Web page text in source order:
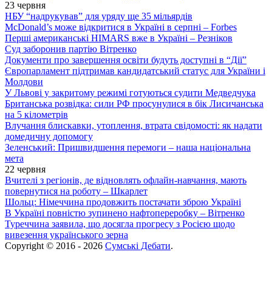
23 червня
НБУ “надрукував” для уряду ще 35 мільярдів
McDonald’s може відкритися в Україні в серпні – Forbes
Перші американські HIMARS вже в Україні – Резніков
Суд заборонив партію Вітренко
Документи про завершення освіти будуть доступні в “Дії”
Європарламент підтримав кандидатський статус для України і
Молдови
У Львові у закритому режимі готуються судити Медведчука
Британська розвідка: сили РФ просунулися в бік Лисичанська
на 5 кілометрів
Влучання блискавки, утоплення, втрата свідомості: як надати
домедичну допомогу
Зеленський: Пришвидшення перемоги – наша національна
мета
22 червня
Вчителі з регіонів, де відновлять офлайн-навчання, мають
повернутися на роботу – Шкарлет
Шольц: Німеччина продовжить постачати зброю Україні
В Україні повністю зупинено нафтопереробку – Вітренко
Туреччина заявила, що досягла прогресу з Росією щодо
вивезення українського зерна
Copyright © 2016 - 2026 Сумські Дебати.